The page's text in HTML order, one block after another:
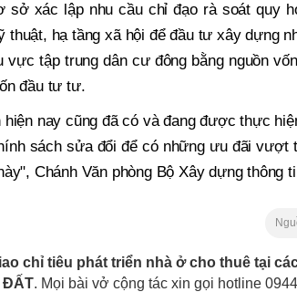
sở xác lập nhu cầu chỉ đạo rà soát quy
thuật, hạ tầng xã hội để đầu tư xây dựng
vực tập trung dân cư đông bằng nguồn
đầu tư tư.
nay cũng đã có và đang được thực
sách sửa đổi để có những ưu đãi vượt
Chánh Văn phòng Bộ Xây dựng thông
chỉ tiêu phát triển nhà ở cho thuê tại
ĐẤT. Mọi bài vở cộng tác xin gọi hotline